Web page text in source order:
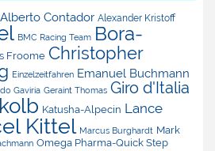
Alberto Contador Alexander Kristoff
BMC Racing Team Bora-
Froome Christopher
Einzelzeitfahren Emanuel Buchmann
Gaviria Geraint Thomas Giro d'Italia
Katusha-Alpecin Lance
Kittel Marcus Burghardt Mark
Omega Pharma-Quick Step